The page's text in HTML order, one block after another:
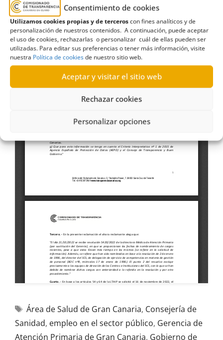
Consentimiento de cookies
Utilizamos cookies propias y de terceroscon fines analíticos y de
personalización de nuestros contenidos. A continuación, puede aceptar
el uso de cookies, rechazarlas o personalizar cuál de ellas pueden ser
utilizadas. Para editar sus preferencias o tener más información, visite
nuestra Política de cookiesde nuestro sitio web.
Aceptar y visitar el sitio web
Rechazar cookies
Personalizar opciones
Área de Salud de Gran Canaria, Consejería de
Sanidad, empleo en el sector público, Gerencia de
Atención Primaria de Gran Canaria, Gobierno de